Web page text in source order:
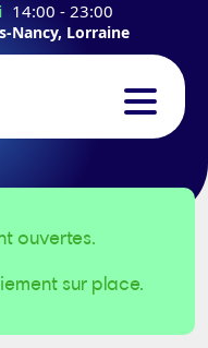
14:00 - 23:00
Nancy, Lorraine
ouvertes.
sur place.